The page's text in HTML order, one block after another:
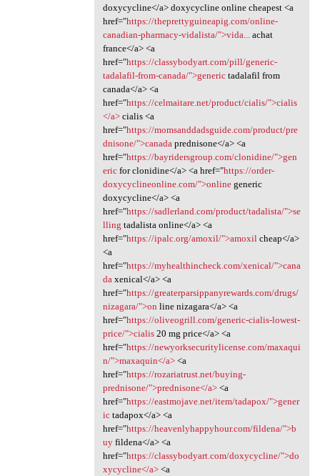
doxycycline</a> doxycycline online cheapest <a
href="https://theprettyguineapig.com/online-
canadian-pharmacy-vidalista/">vida...
achat
france</a> <a
href="https://classybodyart.com/pill/generic-
tadalafil-from-canada/">generictadalafil from
canada</a> <a
href="https://celmaitare.net/product/cialis/">cialis
</a>cialis <a
href="https://momsanddadsguide.com/product/pre
dnisone/">canada prednisone</a> <a
href="https://bayridersgroup.com/clonidine/">gen
ericfor clonidine</a> <a href="https://order-
doxycyclineonline.com/">onlinegeneric
doxycycline</a> <a
href="https://sadlerland.com/product/tadalista/">se
lling tadalista online</a> <a
href="https://ipalc.org/amoxil/">amoxil cheap</a>
<a
href="https://myhealthincheck.com/xenical/">cana
da xenical</a> <a
href="https://greaterparsippanyrewards.com/drugs/
nizagara/">on line nizagara</a> <a
href="https://oliveogrill.com/generic-cialis-lowest-
price/">cialis20 mg price</a> <a
href="https://newyorksecuritylicense.com/maxaqui
n/">maxaquin</a><a
href="https://rozariatrust.net/buying-
prednisone/">prednisone</a><a
href="https://eastmojave.net/item/tadapox/">gener
ictadapox</a> <a
href="https://heavenlyhappyhour.com/fildena/">b
uyfildena</a> <a
href="https://classybodyart.com/doxycycline/">do
xycycline</a><a